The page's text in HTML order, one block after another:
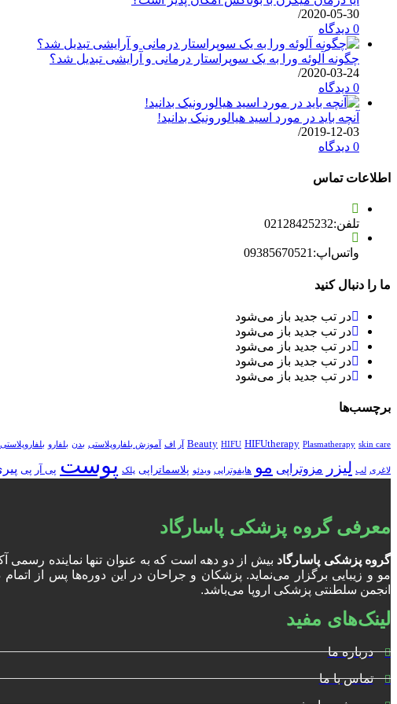
2020-05-30
/
0 دیدگاه
چگونه آلوئه ورا به یک سوپراستار درمانی و آرایشی تبدیل شد؟
2020-03-24
/
0 دیدگاه
آنچه باید در مورد اسید هیالورونیک بدانید!
2019-12-03
/
0 دیدگاه
اطلاعات تماس
تلفن:02128425232
واتس‌اپ: 09385670521
ما را دنبال کنید
در تب جدید باز می‌شود
در تب جدید باز می‌شود
در تب جدید باز می‌شود
در تب جدید باز می‌شود
در تب جدید باز می‌شود
برچسب‌ها
Beauty HIFU HIFUtherapy Plasmatherapy skin care آر اف آموزش بلفاروپلاستی بدن بلفارو بلفاروپلاستی
لاغری لب لیزر مزوتراپی مو هایفوتراپی ویدئو پلاسماتراپی پلک پوست پی آر پی
معرفی گروه پزشکی پاسارگاد
گروه پزشکی پاسارگاد بیش از دو دهه است که به عنوان تنها نماینده رسمی
انجمن سلطنتی پزشکی اروپا می‌باشد.
لینک‌های مفید
درباره ما
تماس با ما